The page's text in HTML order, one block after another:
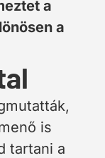
a
a
is
tartani a